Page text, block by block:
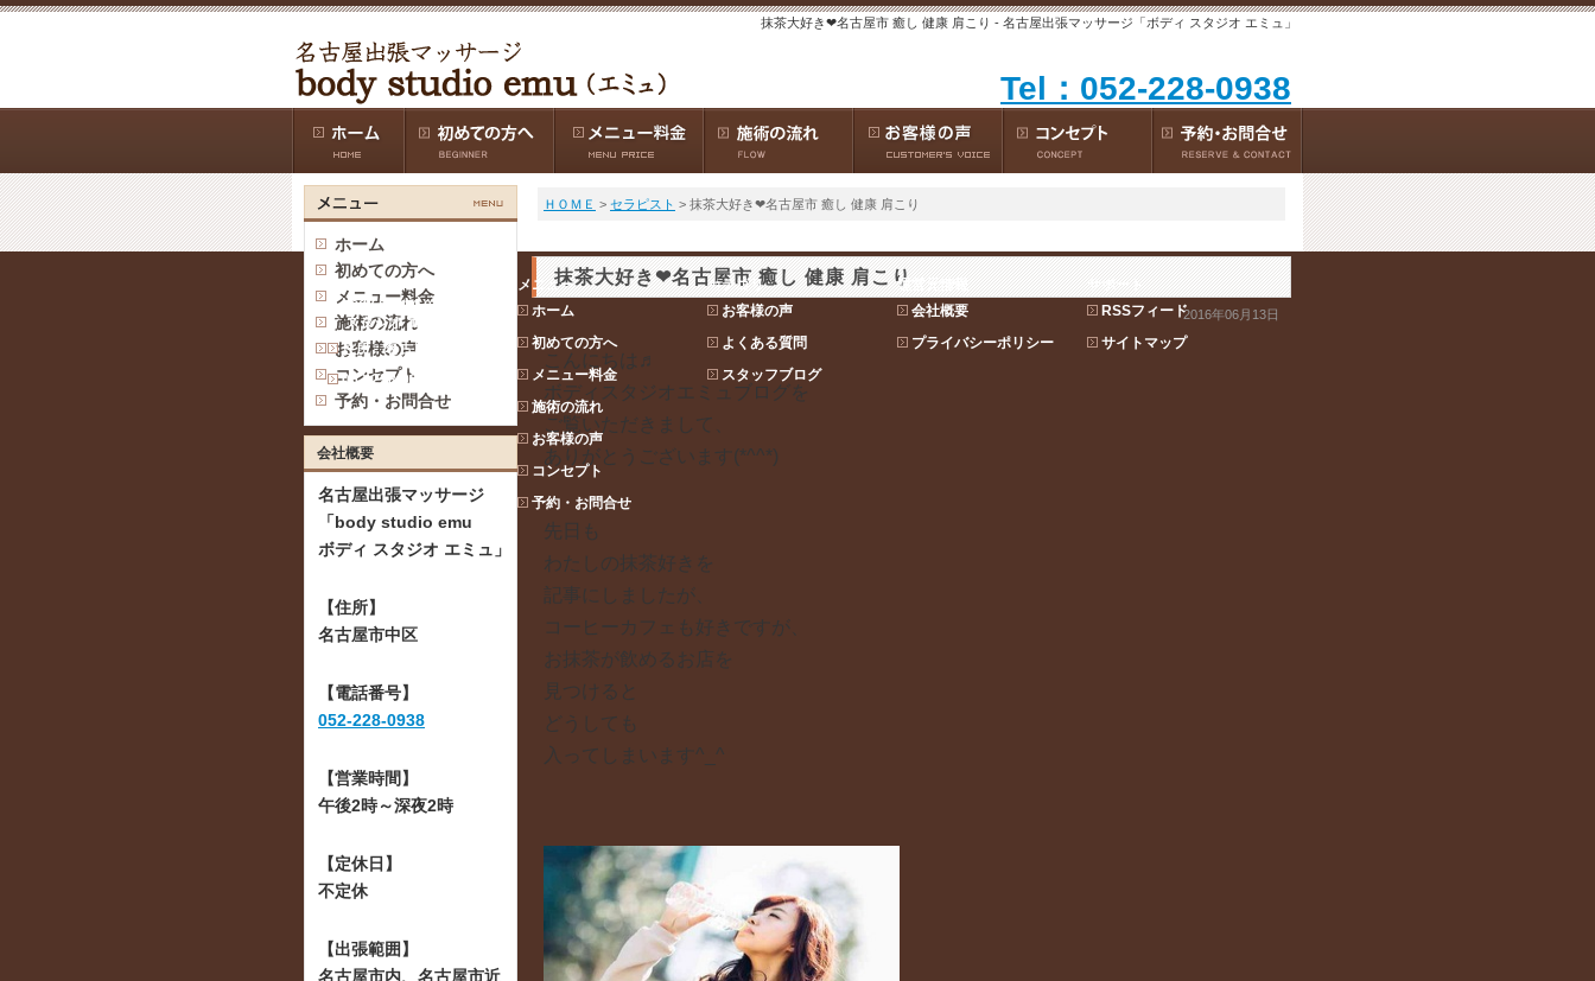
抹茶大好き❤︎名古屋市 癒し 健康 肩こり - 名古屋出張マッサージ「ボディ スタジオ エミュ」
Tel：052-228-0938
ＨＯＭＥ > セラピスト > 抹茶大好き❤︎名古屋市 癒し 健康 肩こり
抹茶大好き❤︎名古屋市 癒し 健康 肩こり
2016年06月13日
こんにちは♬
ボディスタジオエミュブログを
ご覧いただきまして、
ありがとうございます(*^^*)
先日も
わたしの抹茶好きを
記事にしましたが、
コーヒーカフェも好きですが、
お抹茶が飲めるお店を
見つけると
どうしても
入ってしまいます^_^
ホーム
初めての方へ
メニュー料金
施術の流れ
お客様の声
コンセプト
予約・お問合せ
会社概要
名古屋出張マッサージ
「body studio emu
ボディ スタジオ エミュ」
【住所】
名古屋市中区
【電話番号】
052-228-0938
【営業時間】
午後2時～深夜2時
【定休日】
不定休
【出張範囲】
名古屋市内、名古屋市近
名古屋出張マッサージ
「body studio emu ボデ
ィ スタジオ エミュ」
住所：名古屋市中区
052-228-0938
メニュー
ホーム
初めての方へ
メニュー料金
施術の流れ
お客様の声
コンセプト
予約・お問合せ
カテゴリ
お客様の声
よくある質問
スタッフブログ
運営元情報
会社概要
プライバシーポリシー
サポート
RSSフィード
サイトマップ